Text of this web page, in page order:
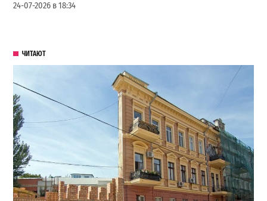
24-07-2026 в 18:34
ЧИТАЮТ